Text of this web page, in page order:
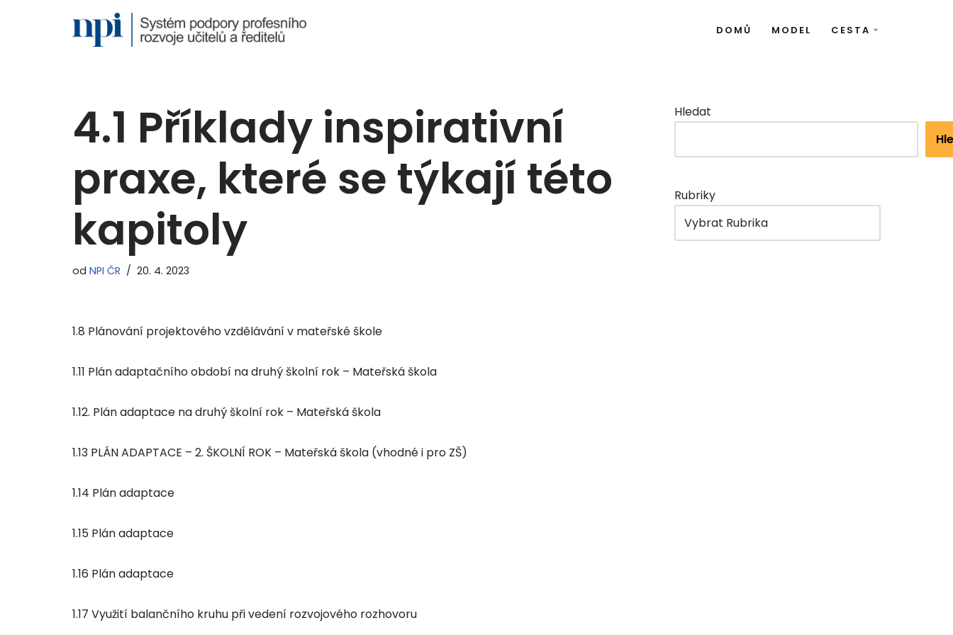
DOMŮ MODEL CESTA
4.1 Příklady inspirativní
praxe, které se týkají této
kapitoly
od NPI ČR 20. 4. 2023
1.8 Plánování projektového vzdělávání v mateřské škole
1.11 Plán adaptačního období na druhý školní rok – Mateřská škola
1.12. Plán adaptace na druhý školní rok – Mateřská škola
1.13 PLÁN ADAPTACE – 2. ŠKOLNÍ ROK – Mateřská škola (vhodné i pro ZŠ)
1.14 Plán adaptace
1.15 Plán adaptace
1.16 Plán adaptace
1.17 Využití balančního kruhu při vedení rozvojového rozhovoru
Hledat
Rubriky